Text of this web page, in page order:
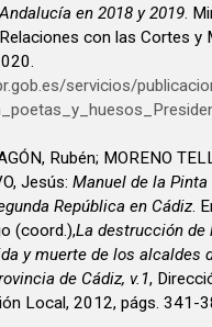
en 2018 y 2019. Ministerio de
con las Cortes y
servicios/
Rubén; MORENO
Jesús:Manuel de la
República en Cádiz.
(coord.),La destrucción de
y muerte de los alcaldes
de Cádiz, v.1,
Local, 2012, págs. 341-